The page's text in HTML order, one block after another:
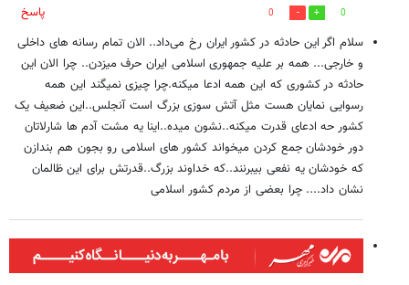
0
0
پاسخ
سلام اگر این حادثه در کشور ایران رخ می‌داد.. الان تمام رسانه های داخلی
و خارجی... همه بر علیه جمهوری اسلامی ایران حرف میزدن.. چرا الان این
حادثه در کشوری که این همه ادعا میکنه.چرا چیزی نمیگند این همه
رسوایی نمایان هست مثل آتش سوزی بزرگ است آنجلس..این ضعیف یک
کشور حه ادعای قدرت میکنه..نشون میده..اینا یه مشت آدم ها شارلاتان
دور خودشان جمع کردن میخواند کشور های اسلامی رو بجون هم بندازن
که خودشان یه نفعی بیبرنند..که خداوند بزرگ..قدرتش برای این ظالمان
نشان داد.... چرا بعضی از مردم کشور اسلامی